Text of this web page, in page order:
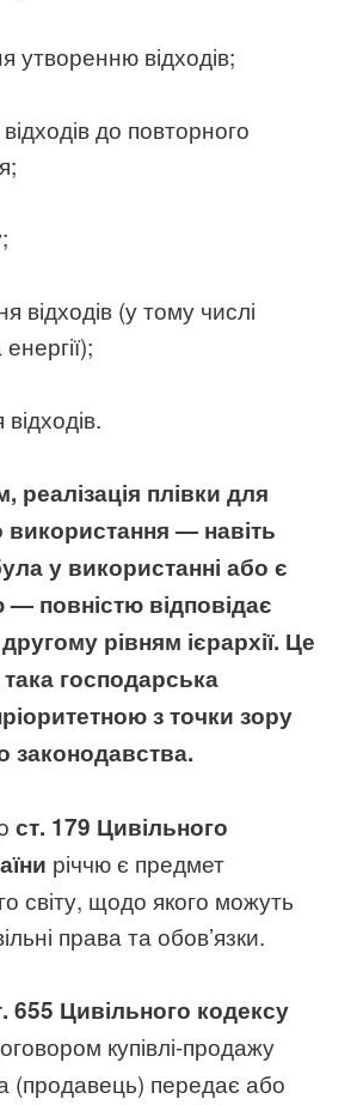
утворенню відходів;
до повторного
відходів (у тому числі
реалізація плівки для
— навіть
у використанні або є
повністю відповідає
рівням ієрархії. Це
господарська
з точки зору
законодавства.
ст. 179 Цивільного
річчю є предмет
світу, щодо якого можуть
права та обов’язки.
655 Цивільного кодексу
купівлі-продажу
(продавець) передає або